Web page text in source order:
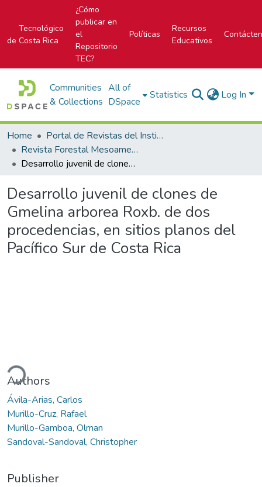
Tecnológico
de Costa Rica
¿Cómo
publicar en
el
Repositorio
TEC?
Políticas
Recursos
Educativos
Communities
& Collections
All of
DSpace
Statistics Log In
Home
Portal de Revistas del Instituto Tecnológico de Costa Rica
Revista Forestal Mesoamericana Kurú
Desarrollo juvenil de clones de Gmelina arborea Roxb. de dos procedencias, en sitios planos del Pacífico Sur de Costa Rica
Desarrollo juvenil de clones de
Gmelina arborea Roxb. de dos
procedencias, en sitios planos del
Pacífico Sur de Costa Rica
Authors
Ávila-Arias, Carlos
Murillo-Cruz, Rafael
Murillo-Gamboa, Olman
Sandoval-Sandoval, Christopher
Publisher